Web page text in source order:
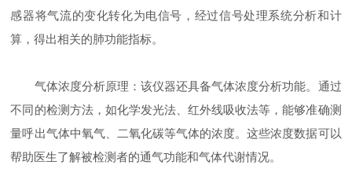
感器将气流的变化转化为电信号，经过信号处理系统分析和计
算，得出相关的肺功能指标。
​​气体浓度分析原理​​：该仪器还具备气体浓度分析功能。通过
不同的检测方法，如化学发光法、红外线吸收法等，能够准确测
量呼出气体中氧气、二氧化碳等气体的浓度。这些浓度数据可以
帮助医生了解被检测者的通气功能和气体代谢情况。